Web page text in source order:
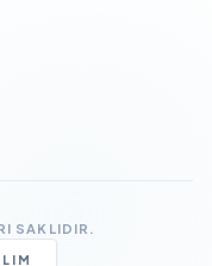
SAKLIDIR.